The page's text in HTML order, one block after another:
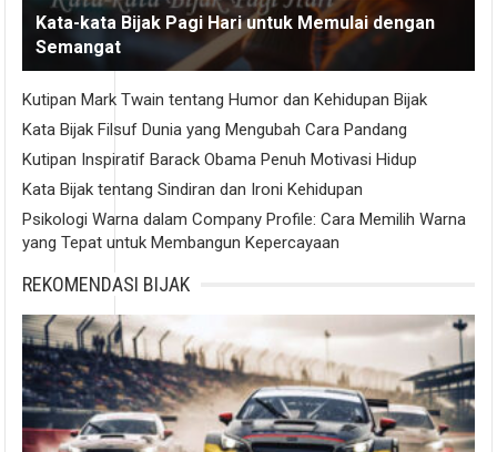
Kata-kata Bijak Pagi Hari untuk Memulai dengan
Semangat
Kutipan Mark Twain tentang Humor dan Kehidupan Bijak
Kata Bijak Filsuf Dunia yang Mengubah Cara Pandang
Kutipan Inspiratif Barack Obama Penuh Motivasi Hidup
Kata Bijak tentang Sindiran dan Ironi Kehidupan
Psikologi Warna dalam Company Profile: Cara Memilih Warna
yang Tepat untuk Membangun Kepercayaan
REKOMENDASI BIJAK